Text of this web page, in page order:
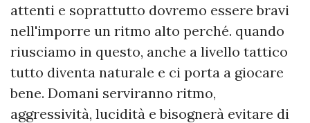
attenti e soprattutto dovremo essere bravi
nell'imporre un ritmo alto perché. quando
riusciamo in questo, anche a livello tattico
tutto diventa naturale e ci porta a giocare
bene. Domani serviranno ritmo,
aggressività, lucidità e bisognerà evitare di